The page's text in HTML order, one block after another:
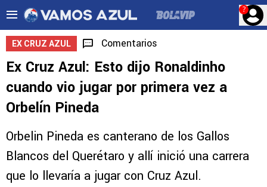
?
EX CRUZ AZUL Comentarios
Ex Cruz Azul: Esto dijo Ronaldinho
cuando vio jugar por primera vez a
Orbelín Pineda
Orbelin Pineda es canterano de los Gallos
Blancos del Querétaro y allí inició una carrera
que lo llevaría a jugar con Cruz Azul.